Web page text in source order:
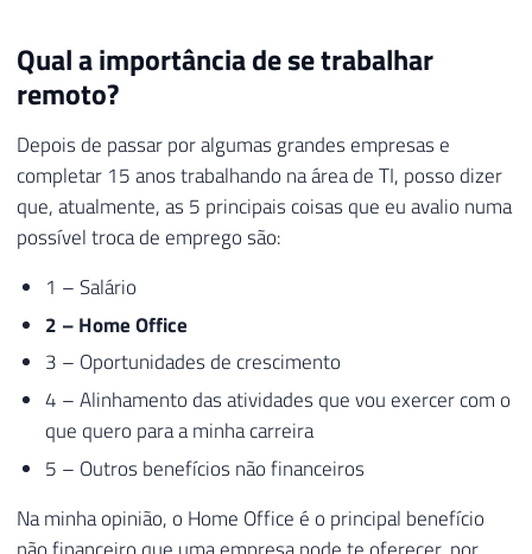
Qual a importância de se trabalhar
remoto?
Depois de passar por algumas grandes empresas e
completar 15 anos trabalhando na área de TI, posso dizer
que, atualmente, as 5 principais coisas que eu avalio numa
possível troca de emprego são:
1 – Salário
2 – Home Office
3 – Oportunidades de crescimento
4 – Alinhamento das atividades que vou exercer com o
que quero para a minha carreira
5 – Outros benefícios não financeiros
Na minha opinião, o Home Office é o principal benefício